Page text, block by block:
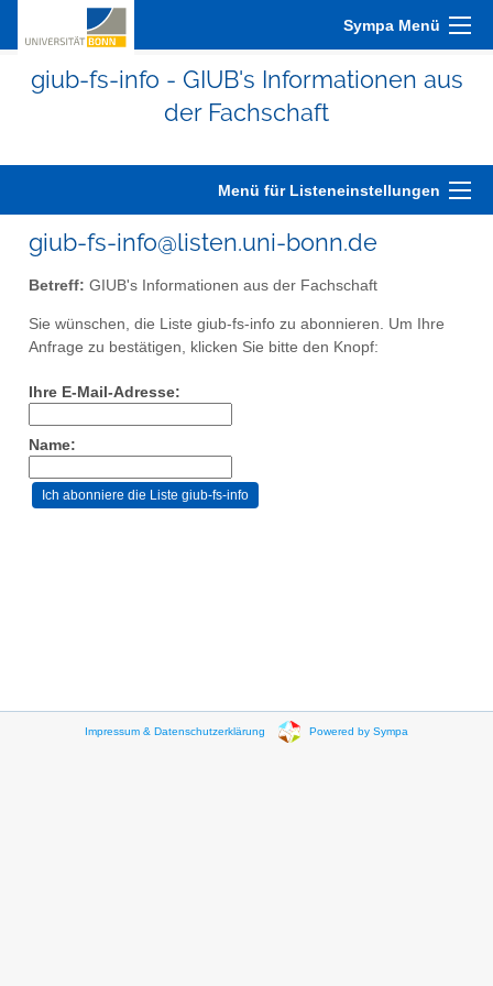
Sympa Menü
giub-fs-info - GIUB's Informationen aus
der Fachschaft
Menü für Listeneinstellungen
giub-fs-info@listen.uni-bonn.de
Betreff: GIUB's Informationen aus der Fachschaft
Sie wünschen, die Liste giub-fs-info zu abonnieren. Um Ihre
Anfrage zu bestätigen, klicken Sie bitte den Knopf:
Ihre E-Mail-Adresse:
Name:
Impressum & Datenschutzerklärung Powered by Sympa